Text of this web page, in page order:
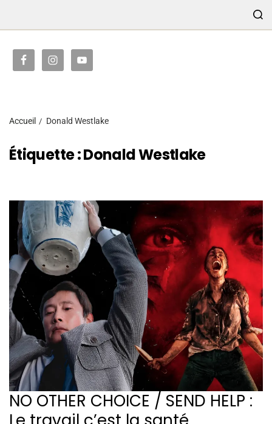
Accueil Donald Westlake
Étiquette :Donald Westlake
NO OTHER CHOICE / SEND HELP :